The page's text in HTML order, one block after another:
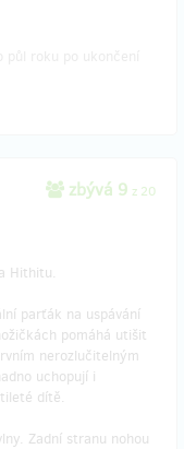
zbývá 9 z 20
Hithitu.
parťák na uspávání
pomáhá utišit
nerozlučitelným
uchopují i
dítě.
Zadní stranu nohou